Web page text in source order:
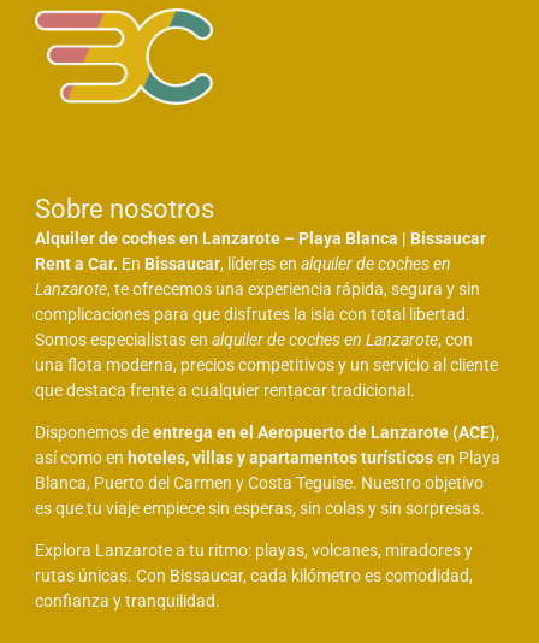
Sobre nosotros
Alquiler de coches en Lanzarote – Playa Blanca | Bissaucar
Rent a Car. EnBissaucar, líderes enalquiler de coches en
Lanzarote, te ofrecemos una experiencia rápida, segura y sin
complicaciones para que disfrutes la isla con total libertad.
Somos especialistas enalquiler de coches en Lanzarote, con
una flota moderna, precios competitivos y un servicio al cliente
que destaca frente a cualquier rentacar tradicional.
Disponemos deentrega en el Aeropuerto de Lanzarote (ACE),
así como en hoteles, villas y apartamentos turísticosen Playa
Blanca, Puerto del Carmen y Costa Teguise. Nuestro objetivo
es que tu viaje empiece sin esperas, sin colas y sin sorpresas.
Explora Lanzarote a tu ritmo: playas, volcanes, miradores y
rutas únicas. Con Bissaucar, cada kilómetro es comodidad,
confianza y tranquilidad.